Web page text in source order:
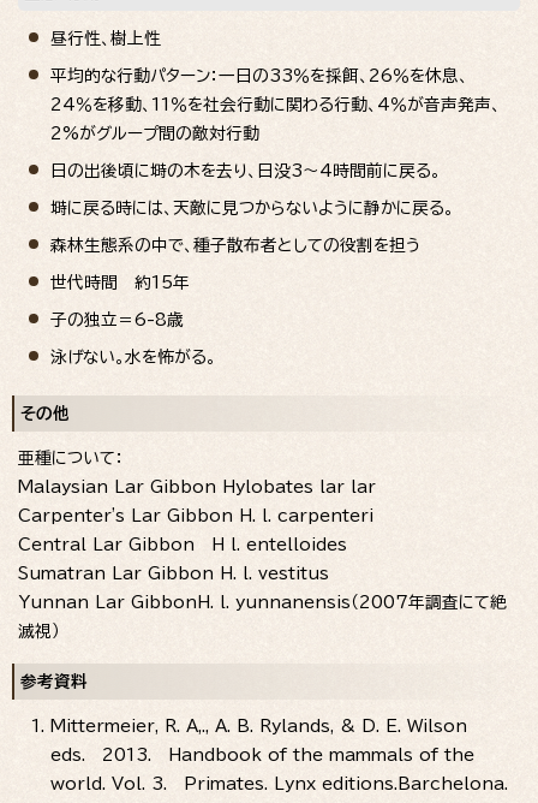
昼行性、樹上性
平均的な行動パターン：一日の33％を採餌、26％を休息、
24％を移動、11％を社会行動に関わる行動、4％が音声発声、
2%がグループ間の敵対行動
日の出後頃に塒の木を去り、日没3～4時間前に戻る。
塒に戻る時には、天敵に見つからないように静かに戻る。
森林生態系の中で、種子散布者としての役割を担う
世代時間 約15年
子の独立＝6-8歳
泳げない。水を怖がる。
その他
亜種について：
Malaysian Lar Gibbon Hylobates lar lar
Carpenter's Lar Gibbon H. l. carpenteri
Central Lar Gibbon H l. entelloides
Sumatran Lar Gibbon H. l. vestitus
Yunnan Lar GibbonH. l. yunnanensis （2007年調査にて絶
滅視）
参考資料
Mittermeier, R. A,., A. B. Rylands, & D. E. Wilson
eds. 2013. Handbook of the mammals of the
world. Vol. 3. Primates. Lynx editions.Barchelona.